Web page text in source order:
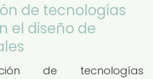
de tecnologías
el diseño de
de tecnologías